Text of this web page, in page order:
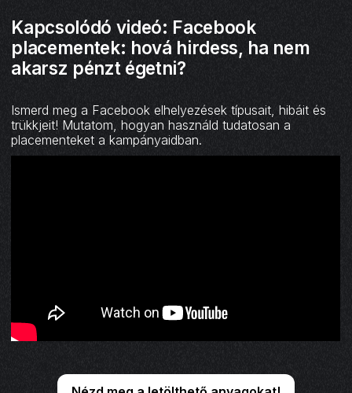
Kapcsolódó videó: Facebook
placementek: hová hirdess, ha nem
akarsz pénzt égetni?
Ismerd meg a Facebook elhelyezések típusait, hibáit és
trükkjeit! Mutatom, hogyan használd tudatosan a
placementeket a kampányaidban.